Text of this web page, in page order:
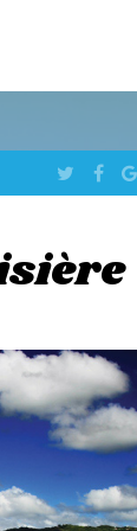
T
W
I
R
F
A
C
K
G
O
O